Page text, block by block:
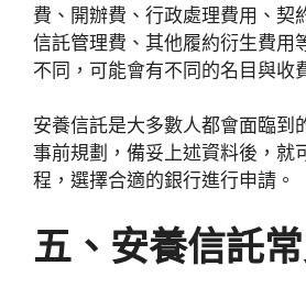
費、開辦費、行政處理費用、契
信託管理費、其他履約衍生費用
不同，可能會有不同的名目與收
安養信託是大多數人都會面臨到
事前規劃，備妥上述資料後，就
程，選擇合適的銀行進行申請。
五、安養信託